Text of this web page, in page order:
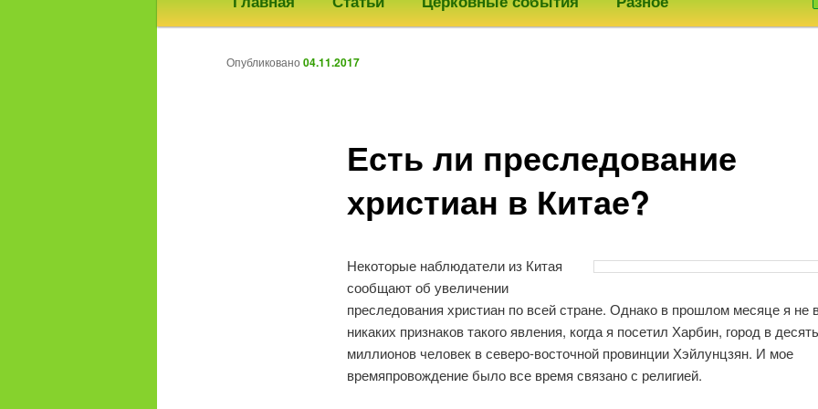
меню
Есть ли преследование
христиан в Китае?
Опубликовано 04.11.2017
Некоторые наблюдатели из Китая
сообщают об увеличении
преследования христиан по всей стране. Однако в прошлом месяце я не
никаких признаков такого явления, когда я посетил Харбин, город в десять
миллионов человек в северо-восточной провинции Хэйлунцзян. И мое
времяпровождение было все время связано с религией.